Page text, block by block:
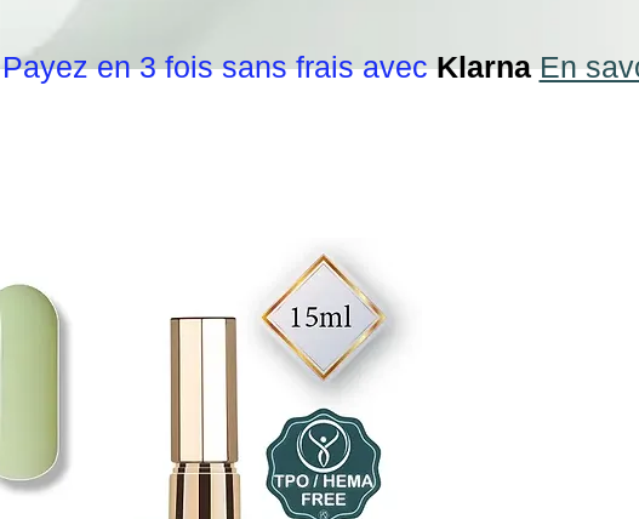
Payez en 3 fois sans frais avecKlarna En